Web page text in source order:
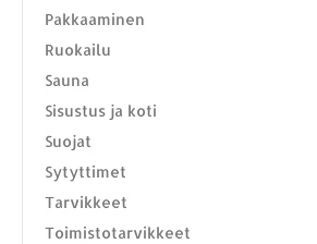
Pakkaaminen
Ruokailu
Sauna
Sisustus ja koti
Suojat
Sytyttimet
Tarvikkeet
Toimistotarvikkeet
Osoite:
Hikivuorenkatu 14 C 20, 33710
Puhelin:
Sähköposti: